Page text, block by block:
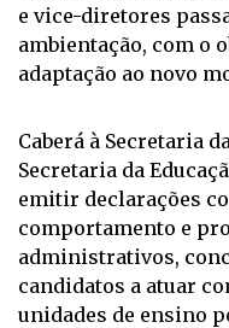
e vice-diretores
ambientação, com o
adaptação ao novo
Caberá à Secretaria da
Secretaria da
emitir declarações
comportamento e
administrativos,
candidatos a atuar
unidades de ensino